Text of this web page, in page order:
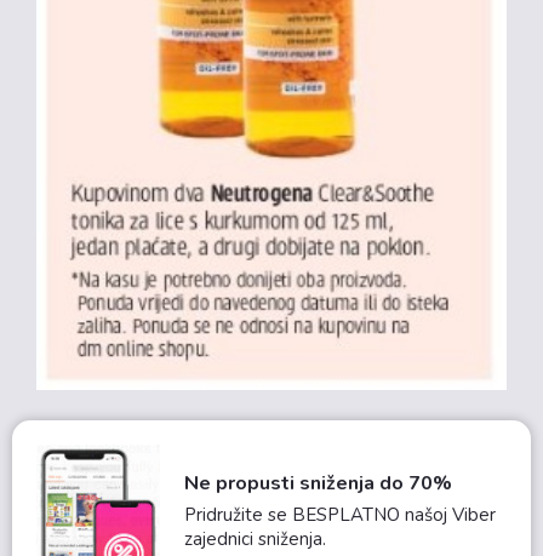
Ne propusti sniženja do 70%
Pridružite se BESPLATNO našoj Viber
zajednici sniženja.